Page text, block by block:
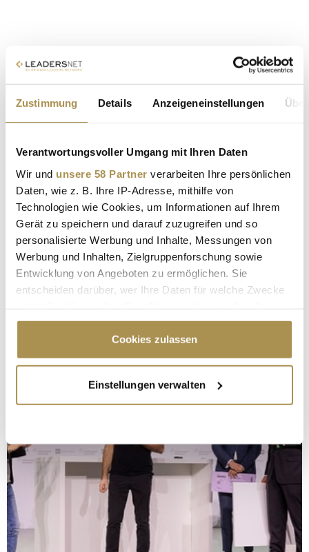
Zustimmung Details Anzeigeneinstellungen
Verantwortungsvoller Umgang mit Ihren Daten
Wir und unsere 58 Partner verarbeiten Ihre persönlichen
Daten, wie z. B. Ihre IP-Adresse, mithilfe von
Technologien wie Cookies, um Informationen auf Ihrem
Gerät zu speichern und darauf zuzugreifen und so
personalisierte Werbung und Inhalte, Messungen von
Werbung und Inhalten, Zielgruppenforschung sowie
Entwicklung von Angeboten zu ermöglichen. Sie
entscheiden darüber, wer Ihre Daten für welche Zwecke
Cookie-Erklärung oder durch Klicken auf das Privacy
Trigger Symbol ändern oder widerrufen
Informationen über Ihre geografische Lage
erfassen, welche bis auf einige Meter genau sein
bestimmten Merkmalen (Fingerprinting) identifizieren
Erfahren Sie mehr darüber, wie Ihre persönlichen Daten
verarbeitet werden, und legen Sie Ihre Präferenzen im
Abschnitt Einzelheiten fest.
Wir verwenden Cookies, um Inhalte und Anzeigen zu
Cookies zulassen
Einstellungen verwalten